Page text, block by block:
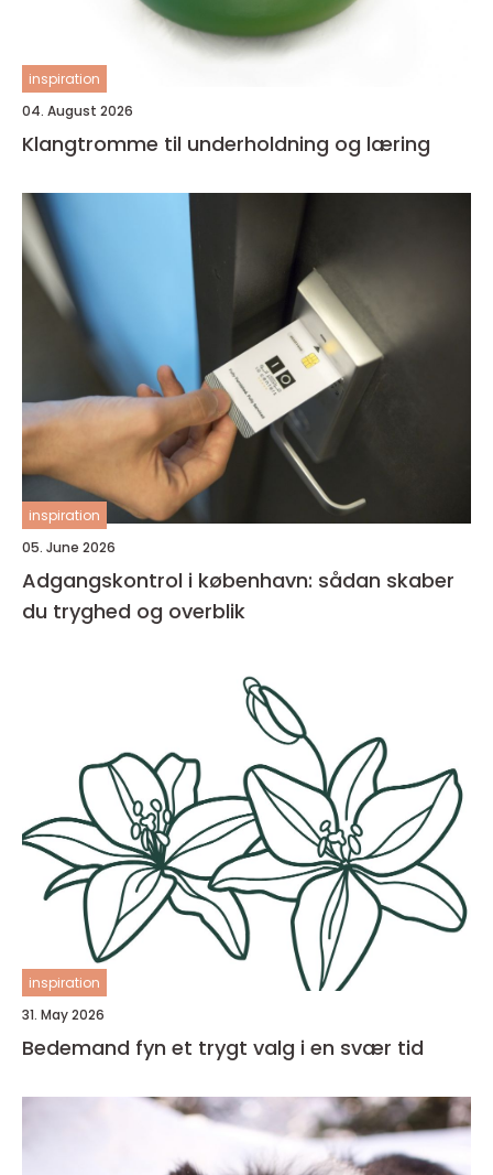
inspiration
04. August 2026
Klangtromme til underholdning og læring
inspiration
05. June 2026
Adgangskontrol i københavn: sådan skaber
du tryghed og overblik
inspiration
31. May 2026
Bedemand fyn et trygt valg i en svær tid